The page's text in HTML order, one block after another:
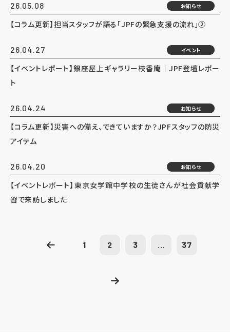
26.05.08 お知らせ
【コラム更新】担当スタッフが語る「JPFの緊急支援の流れ」②
26.04.27 イベント
【イベントレポート】銀座屋上ギャラリー枝香庵｜JPF登壇レポー
ト
26.04.24 お知らせ
【コラム更新】災害への備え、できていますか？JPFスタッフの防災
アイテム
26.04.20 お知らせ
【イベントレポート】東京女学館中学校の生徒さんが社会貢献学
習で来訪しました
1 2 3 ... 37